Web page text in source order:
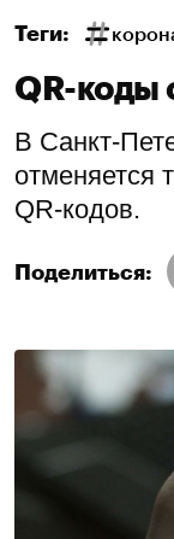
Теги:
QR-коды
В Санкт-
отменяется
QR-кодов.
Поделиться: